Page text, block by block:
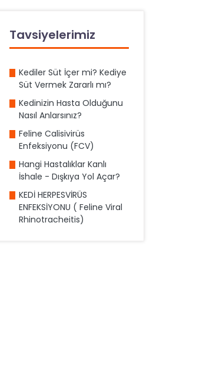
Tavsiyelerimiz
Kediler Süt İçer mi? Kediye
Süt Vermek Zararlı mı?
Kedinizin Hasta Olduğunu
Nasıl Anlarsınız?
Feline Calisivirüs
Enfeksiyonu (FCV)
Hangi Hastalıklar Kanlı
İshale - Dışkıya Yol Açar?
KEDİ HERPESVİRÜS
ENFEKSİYONU ( Feline Viral
Rhinotracheitis)